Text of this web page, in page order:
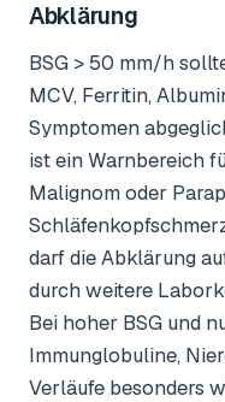
Abklärung
BSG > 50 mm/h
MCV, Ferritin,
Symptomen
ist ein Warnbereich
Malignom oder
darf die Abklärung
durch weitere
Bei hoher BSG und
Immunglobuline,
Verläufe besonders